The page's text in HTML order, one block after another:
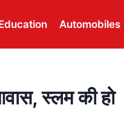
Automobiles
स्लम की हो